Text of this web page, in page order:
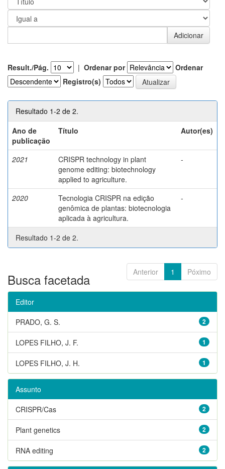
Result./Pág. | Ordenar por
Ordenar
Registro(s)
Resultado 1-2 de 2.
Ano de
publicação
Título Autor(es)
2021
CRISPR technology in plant
genome editing: biotechnology
applied to agriculture.
-
2020
Tecnologia CRISPR na edição
genômica de plantas: biotecnologia
aplicada à agricultura.
-
Resultado 1-2 de 2.
Anterior 1 Póximo
Busca facetada
Editor
2
PRADO, G. S.
1
LOPES FILHO, J. F.
1
LOPES FILHO, J. H.
Assunto
2
CRISPR/Cas
2
Plant genetics
2
RNA editing